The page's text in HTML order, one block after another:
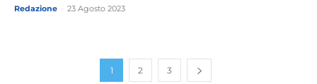
Redazione 23 Agosto 2023
1 2 3